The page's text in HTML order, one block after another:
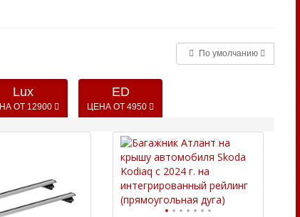
По умолчанию
Lux
ОТ 12900
ED
ЦЕНА ОТ 4950